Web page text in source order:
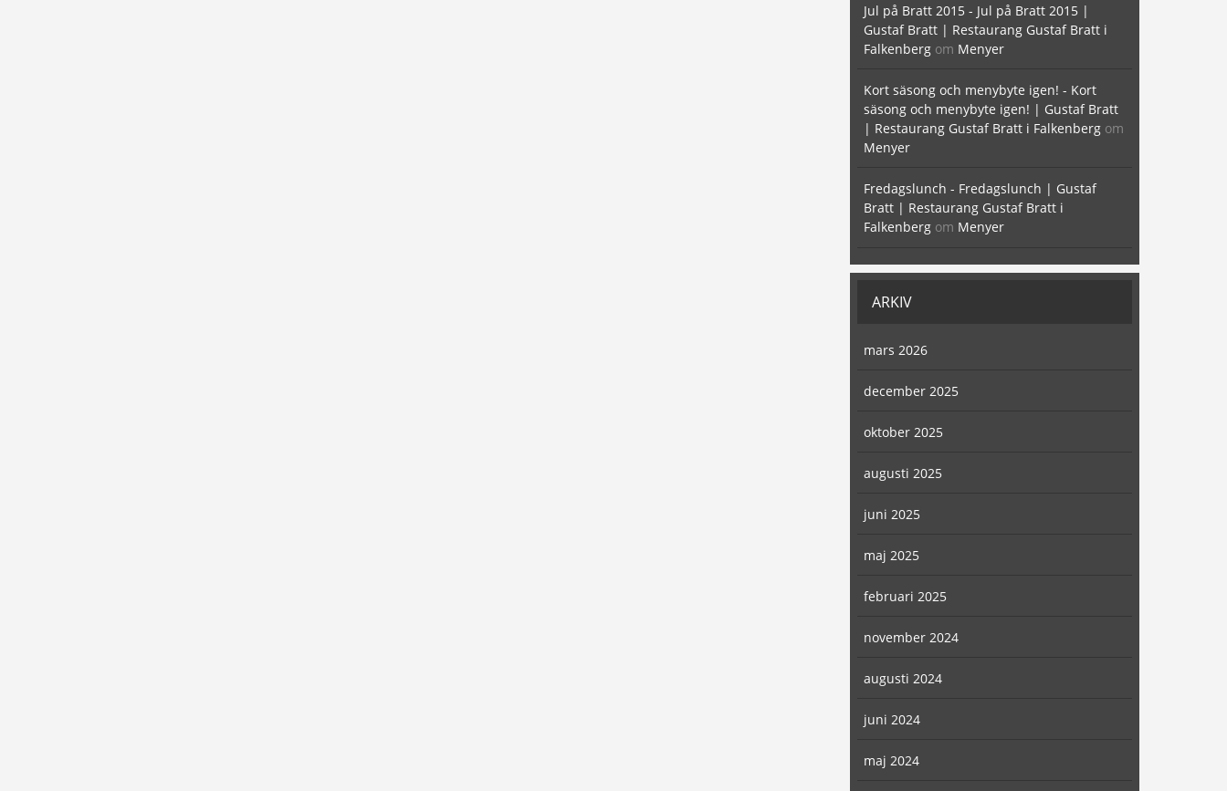
Jul på Bratt 2015 - Jul på Bratt 2015 |
Gustaf Bratt | Restaurang Gustaf Bratt i
Falkenberg om Menyer
Kort säsong och menybyte igen! - Kort
säsong och menybyte igen! | Gustaf Bratt
| Restaurang Gustaf Bratt i Falkenberg om
Menyer
Fredagslunch - Fredagslunch | Gustaf
Bratt | Restaurang Gustaf Bratt i
Falkenberg om Menyer
ARKIV
mars 2026
december 2025
oktober 2025
augusti 2025
juni 2025
maj 2025
februari 2025
november 2024
augusti 2024
juni 2024
maj 2024